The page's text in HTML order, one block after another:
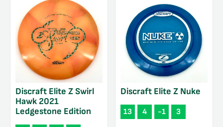
Discraft Elite Z Swirl
Hawk 2021
Ledgestone Edition
Discraft Elite Z Nuke
13 4 -1 3